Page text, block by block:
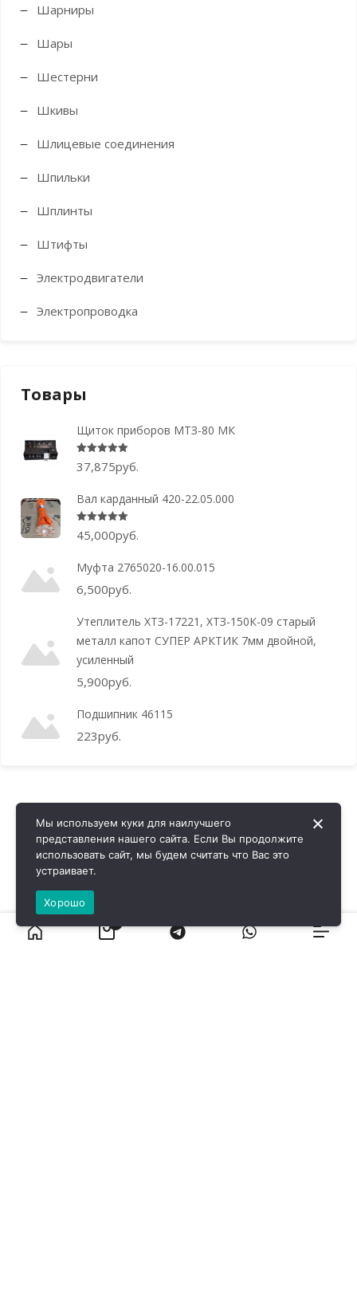
Шарниры
Шары
Шестерни
Шкивы
Шлицевые соединения
Шпильки
Шплинты
Штифты
Электродвигатели
Электропроводка
Товары
Щиток приборов МТЗ-80 МК
Оценка5.00 из 5
37,875руб.
Вал карданный 420-22.05.000
Оценка5.00 из 5
45,000руб.
Муфта 2765020-16.00.015
6,500руб.
Утеплитель ХТЗ-17221, ХТЗ-150К-09 старый
металл капот СУПЕР АРКТИК 7мм двойной,
усиленный
5,900руб.
Подшипник 46115
223руб.
Мы используем куки для наилучшего
представления нашего сайта. Если Вы продолжите
использовать сайт, мы будем считать что Вас это
устраивает.
Хорошо